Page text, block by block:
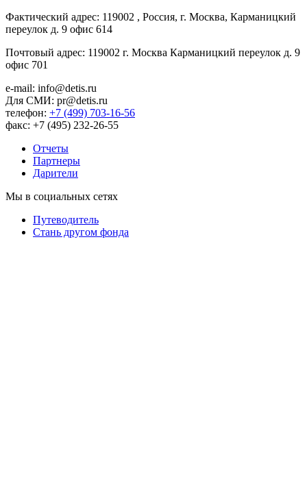
Фактический адрес: 119002 , Россия, г. Москва, Карманицкий
переулок д. 9 офис 614
Почтовый адрес: 119002 г. Москва Карманицкий переулок д. 9
офис 701
e-mail: info@detis.ru
Для СМИ: pr@detis.ru
телефон: +7 (499) 703-16-56
факс: +7 (495) 232-26-55
Отчеты
Партнеры
Дарители
Мы в социальных сетях
Путеводитель
Cтань другом фонда